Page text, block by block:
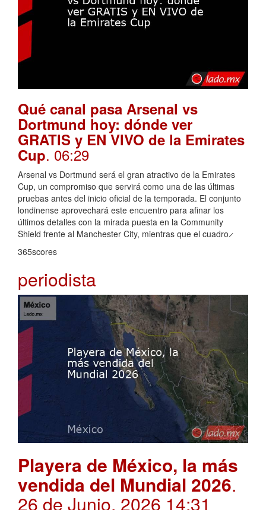
Qué canal pasa Arsenal vs
Dortmund hoy: dónde ver
GRATIS y EN VIVO de la Emirates
Cup. 06:29
Arsenal vs Dortmund será el gran atractivo de la Emirates
Cup, un compromiso que servirá como una de las últimas
pruebas antes del inicio oficial de la temporada. El conjunto
londinense aprovechará este encuentro para afinar los
últimos detalles con la mirada puesta en la Community
Shield frente al Manchester City, mientras que el cuadro ̷
365scores
periodista
Playera de México, la más
vendida del Mundial 2026.
26 de Junio, 2026 14:31